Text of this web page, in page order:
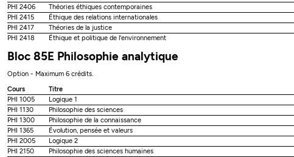
PHI 2406
Théories éthiques contemporaines
PHI 2415
Éthique des relations internationales
PHI 2417
Théories de la justice
PHI 2418
Éthique et politique de l'environnement
Bloc 85E Philosophie analytique
Option - Maximum 6 crédits.
Cours
Titre
PHI 1005
Logique 1
PHI 1130
Philosophie des sciences
PHI 1300
Philosophie de la connaissance
PHI 1365
Évolution, pensée et valeurs
PHI 2005
Logique 2
PHI 2150
Philosophie des sciences humaines